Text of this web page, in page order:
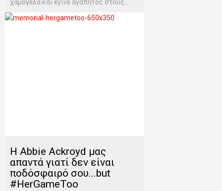
χαμόγελα και έγινε αγαπητός στους...
Η Abbie Ackroyd μας
απαντά γιατί δεν είναι
ποδόσφαιρό σου...but
#HerGameToo